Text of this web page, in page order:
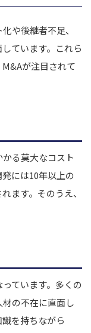
や後継者不足、
ています。これら
が注目されて
る莫大なコスト
には10年以上の
ます。そのうえ、
ています。多くの
の不在に直面し
を持ちながら